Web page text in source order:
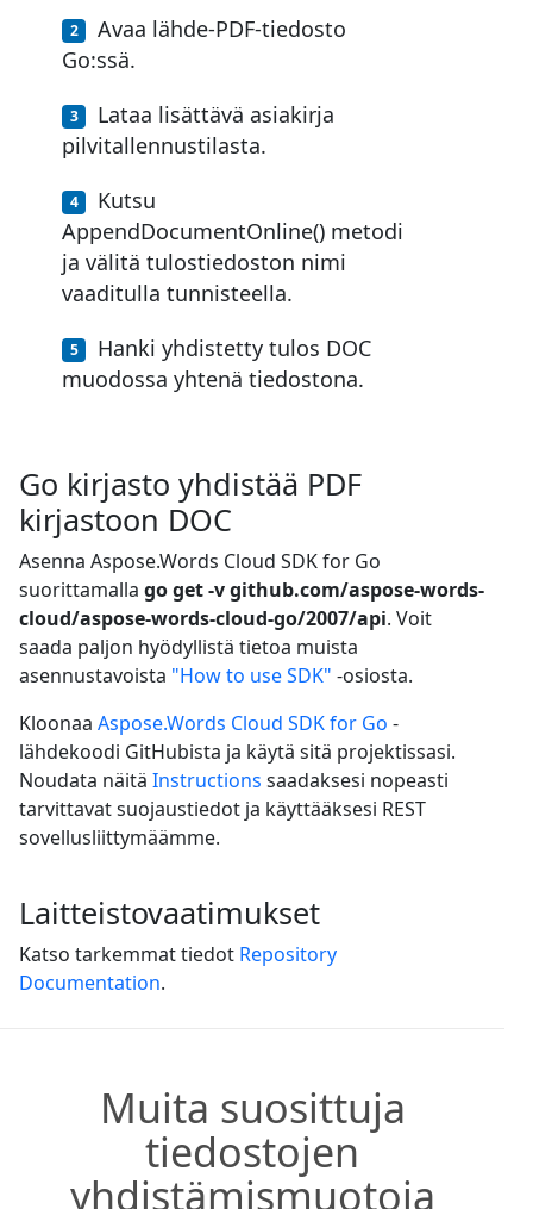
Avaa lähde-PDF-tiedosto
Go:ssä.
Lataa lisättävä asiakirja
pilvitallennustilasta.
Kutsu
AppendDocumentOnline() metodi
ja välitä tulostiedoston nimi
vaaditulla tunnisteella.
Hanki yhdistetty tulos DOC
muodossa yhtenä tiedostona.
Go kirjasto yhdistää PDF
kirjastoon DOC
Asenna Aspose.Words Cloud SDK for Go
suorittamalla go get -v github.com/aspose-words-
cloud/aspose-words-cloud-go/2007/api. Voit
saada paljon hyödyllistä tietoa muista
asennustavoista "How to use SDK" -osiosta.
Kloonaa Aspose.Words Cloud SDK for Go -
lähdekoodi GitHubista ja käytä sitä projektissasi.
Noudata näitä Instructions saadaksesi nopeasti
tarvittavat suojaustiedot ja käyttääksesi REST
sovellusliittymäämme.
Laitteistovaatimukset
Katso tarkemmat tiedot Repository
Documentation.
Muita suosittuja
tiedostojen
yhdistämismuotoja